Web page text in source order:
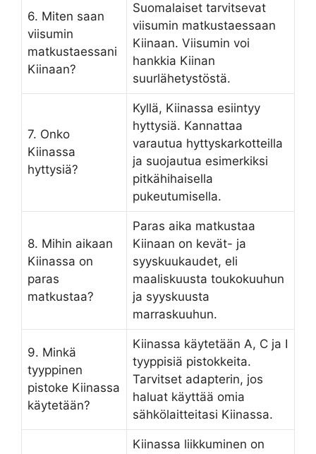
6. Miten saan
viisumin
matkustaessani
Kiinaan?
Suomalaiset tarvitsevat
viisumin matkustaessaan
Kiinaan. Viisumin voi
hankkia Kiinan
suurlähetystöstä.
7. Onko
Kiinassa
hyttysiä?
Kyllä, Kiinassa esiintyy
hyttysiä. Kannattaa
varautua hyttyskarkotteilla
ja suojautua esimerkiksi
pitkähihaisella
pukeutumisella.
8. Mihin aikaan
Kiinassa on
paras
matkustaa?
Paras aika matkustaa
Kiinaan on kevät- ja
syyskuukaudet, eli
maaliskuusta toukokuuhun
ja syyskuusta
marraskuuhun.
9. Minkä
tyyppinen
pistoke Kiinassa
käytetään?
Kiinassa käytetään A, C ja I
tyyppisiä pistokkeita.
Tarvitset adapterin, jos
haluat käyttää omia
sähkölaitteitasi Kiinassa.
Kiinassa liikkuminen on